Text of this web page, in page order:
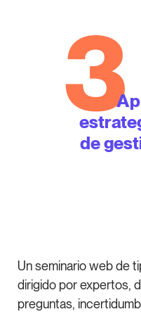
3
de
Un seminario web de
dirigido por expertos,
preguntas,